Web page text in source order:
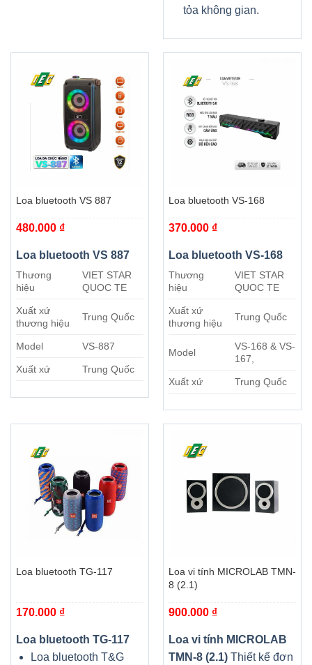
tỏa không gian.
Loa bluetooth VS 887
480.000 ₫
Loa bluetooth VS 887
Thương
hiệu
VIET STAR
QUOC TE
Xuất xứ
thương hiệu
Trung Quốc
Model VS-887
Xuất xứ Trung Quốc
Loa bluetooth VS-168
370.000 ₫
Loa bluetooth VS-168
Thương
hiệu
VIET STAR
QUOC TE
Xuất xứ
thương hiệu
Trung Quốc
Model
VS-168 & VS-
167,
Xuất xứ Trung Quốc
Loa bluetooth TG-117
170.000 ₫
Loa bluetooth TG-117
Loa bluetooth T&G
Loa vi tính MICROLAB TMN-
8 (2.1)
900.000 ₫
Loa vi tính MICROLAB
TMN-8 (2.1)Thiết kế đơn